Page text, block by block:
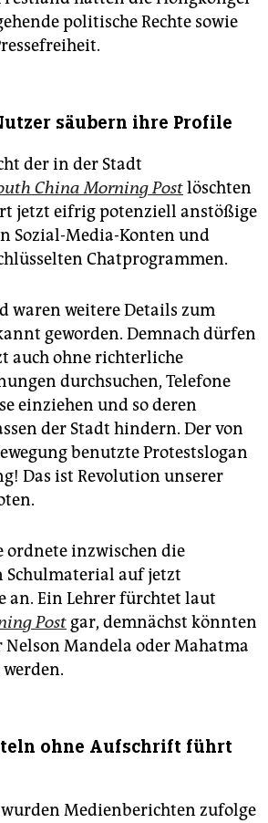
politische Rechte sowie
säubern ihre Profile
der in der Stadt
China Morning Postlöschten
jetzt eifrig potenziell anstößige
Sozial-Media-Konten und
Chatprogrammen.
waren weitere Details zum
geworden. Demnach dürfen
auch ohne richterliche
durchsuchen, Telefone
einziehen und so deren
der Stadt hindern. Der von
benutzte Protest­slogan
Das ist Revolution unserer
ordnete inzwischen die
Schul­material auf jetzt
an. Ein Lehrer fürchtet laut
Post gar, demnächst könnten
Nelson Mandela oder Mahatma
ohne Aufschrift führt
wurden Medienberichten zufolge